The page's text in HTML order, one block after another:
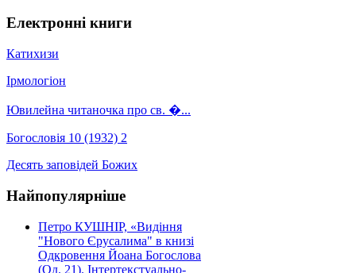
Електронні книги
Катихизи
Ірмологіон
Ювилейна читаночка про св. �...
Богословія 10 (1932) 2
Десять заповідей Божих
Найпопулярніше
Петро КУШНІР, «Видіння
"Нового Єрусалима" в книзі
Одкровення Йоана Богослова
(Од. 21). Інтертекстуально-